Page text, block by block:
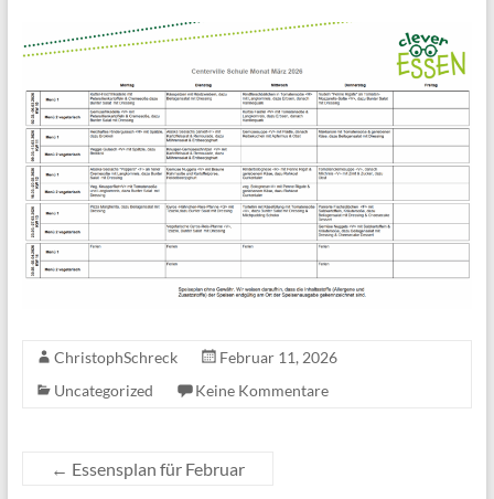
ChristophSchreck
Februar 11, 2026
Uncategorized
Keine Kommentare
← Essensplan für Februar